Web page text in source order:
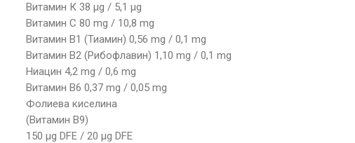
Витамин К 38 μg / 5,1 μg
Витамин С 80 mg / 10,8 mg
Витамин В1 (Тиамин) 0,56 mg / 0,1 mg
Витамин В2 (Рибофлавин) 1,10 mg / 0,1 mg
Ниацин 4,2 mg / 0,6 mg
Витамин В6 0,37 mg / 0,05 mg
Фолиева киселина
(Витамин В9)
150 μg DFE / 20 μg DFE